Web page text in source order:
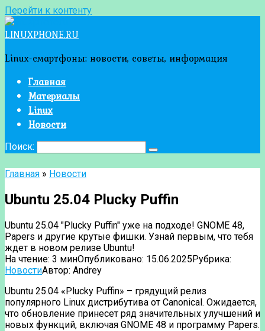
Перейти к контенту
LINUXPHONE.RU
Linux-смартфоны: новости, советы, информация
Главная
Материалы
Linux
Новости
Поиск:
Главная » Новости
Ubuntu 25.04 Plucky Puffin
Ubuntu 25.04 "Plucky Puffin" уже на подходе! GNOME 48,
Papers и другие крутые фишки. Узнай первым, что тебя
ждет в новом релизе Ubuntu!
На чтение: 3 минОпубликовано: 15.06.2025Рубрика:
НовостиАвтор: Andrey
Ubuntu 25.04 «Plucky Puffin» – грядущий релиз
популярного Linux дистрибутива от Canonical. Ожидается,
что обновление принесет ряд значительных улучшений и
новых функций, включая GNOME 48 и программу Papers.